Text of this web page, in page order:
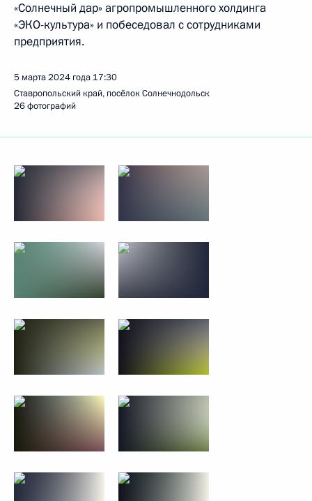
«Солнечный дар» агропромышленного холдинга
«ЭКО-культура» и побеседовал с сотрудниками
предприятия.
5 марта 2024 года 17:30
Ставропольский край, посёлок Солнечнодольск
26 фотографий